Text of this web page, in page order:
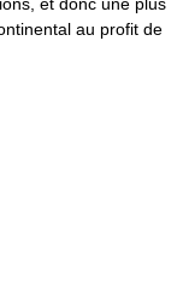
au profit de